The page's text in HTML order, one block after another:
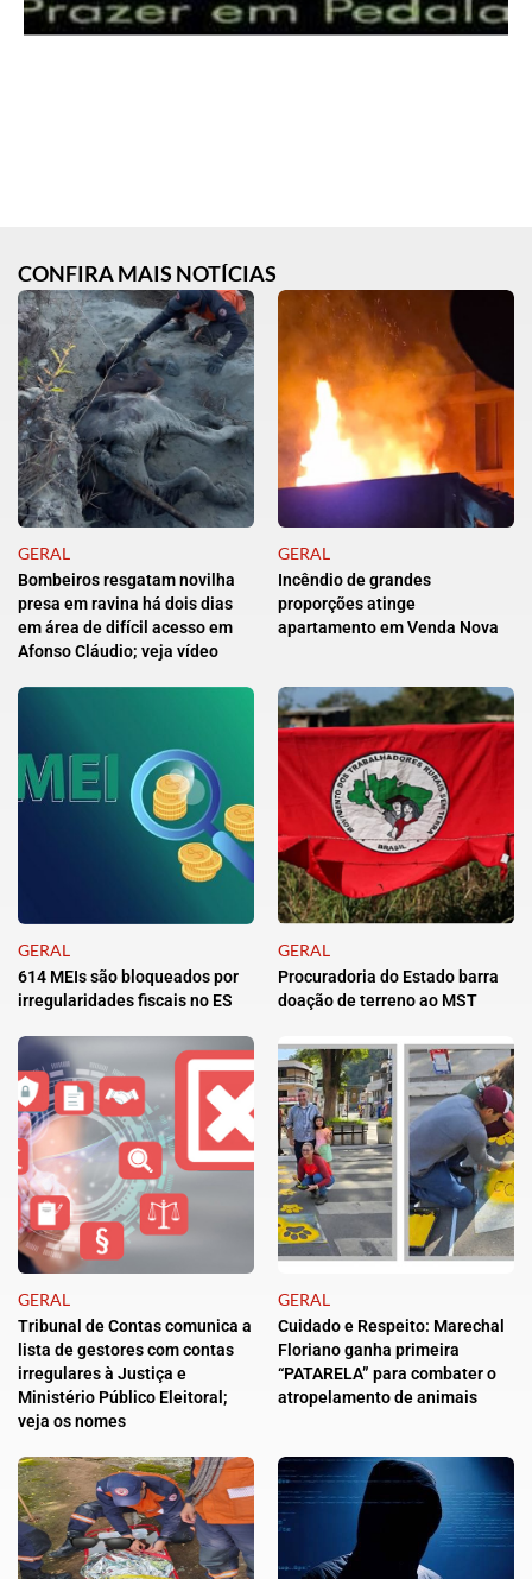
CONFIRA MAIS NOTÍCIAS
GERAL
Bombeiros resgatam novilha
presa em ravina há dois dias
em área de difícil acesso em
Afonso Cláudio; veja vídeo
GERAL
Incêndio de grandes
proporções atinge
apartamento em Venda Nova
GERAL
614 MEIs são bloqueados por
irregularidades fiscais no ES
GERAL
Procuradoria do Estado barra
doação de terreno ao MST
GERAL
Tribunal de Contas comunica a
lista de gestores com contas
irregulares à Justiça e
Ministério Público Eleitoral;
veja os nomes
GERAL
Cuidado e Respeito: Marechal
Floriano ganha primeira
“PATARELA” para combater o
atropelamento de animais